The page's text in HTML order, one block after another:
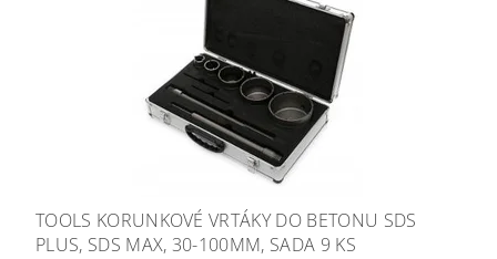
TOOLS KORUNKOVÉ VRTÁKY DO BETONU SDS
PLUS, SDS MAX, 30-100MM, SADA 9 KS